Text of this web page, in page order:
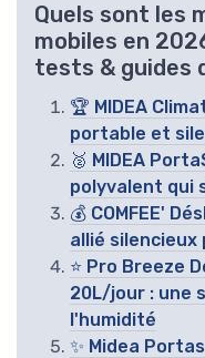
Quels sont les
mobiles en
tests & guides
🏆 MIDEA
portable et
🥈 MIDEA
polyvalent qui
💰 COMFEE'
allié silencieux
⭐ Pro Breeze
20L/jour : une
l'humidité
✨ Midea